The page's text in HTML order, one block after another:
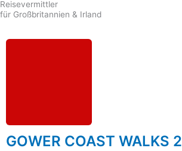
Reisevermittler
für Großbritannien & Irland
GOWER COAST WALKS 2